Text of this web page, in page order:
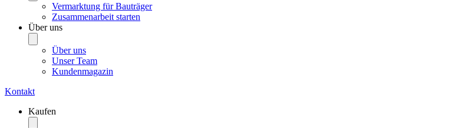
Vermarktung für Bauträger
Zusammenarbeit starten
Über uns
Über uns
Unser Team
Kundenmagazin
Kontakt
Kaufen